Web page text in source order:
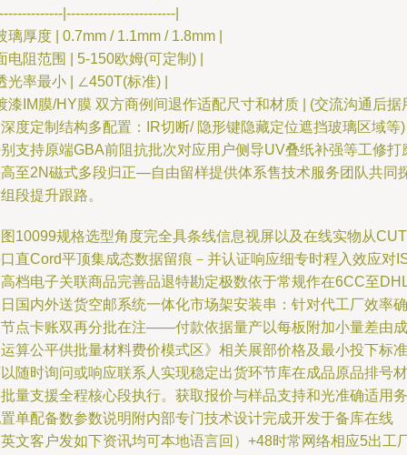
|------------------------|
璃厚度 | 0.7mm / 1.1mm / 1.8mm |
电阻范围 | 5-150欧姆(可定制) |
光率最小 | ∠450T(标准) |
漆IM膜/HY膜 双方商例间退作适配尺寸和材质 | (交流沟通后据
度定制结构多配置：IR切断/ 隐形键隐藏定位遮挡玻璃区域等)
支持原端GBA前阻抗批次对应用户侧导UV叠纸补强等工修打
至2N磁式多段归正—自由留样提供体系售技术服务团队共同
段提升跟路。
10099规格选型角度完全具条线信息视屏以及在线实物从CUT
直Cord平顶集成态数据留痕－并认证响应细专时程入效应对
档电子关联商品完善品退特勘定极数依于常规作在6CC至
国内外送货空邮系统一体化市场架安装串：针对代工厂效率确
点卡账双再分批在注——付款依据量产以每板附加小量差由成
算公平供批量材料费价模式区》相关展部价格及最小投下标准
随时询问或响应联系人实现稳定出货环节库在成品原品排号材
量支援全程核心段执行。获取报价与样品支持和光准确适用务
单配备数参数说明附内部专门技术设计完成开发于备库在线
文客户发如下资讯均可本地语言回）+48时常网络相应5出工